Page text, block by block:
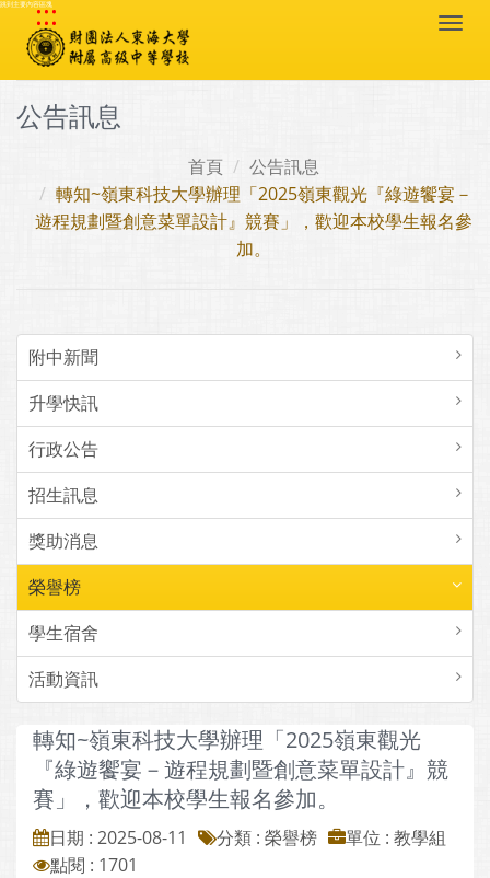
跳到主要內容區塊
:::
公告訊息
首頁
公告訊息
轉知~嶺東科技大學辦理「2025嶺東觀光『綠遊饗宴－
遊程規劃暨創意菜單設計』競賽」，歡迎本校學生報名參
加。
附中新聞
升學快訊
行政公告
招生訊息
獎助消息
榮譽榜
學生宿舍
活動資訊
轉知~嶺東科技大學辦理「2025嶺東觀光
『綠遊饗宴－遊程規劃暨創意菜單設計』競
賽」，歡迎本校學生報名參加。
日期 : 2025-08-11 分類 : 榮譽榜
單位 : 教學組
點閱 : 1701